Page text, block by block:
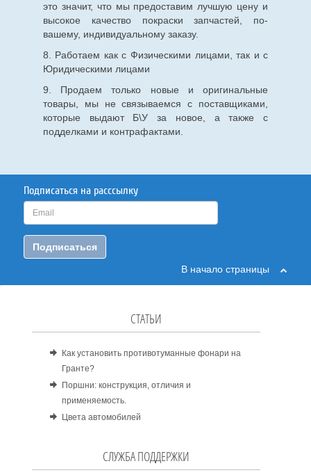
это значит, что мы предоставим лучшую цену и
высокое качество покраски запчастей, по-
вашему, индивидуальному заказу.
8. Работаем как с Физическими лицами, так и с
Юридическими лицами
9. Продаем только новые и оригинальные
товары, мы не связываемся с поставщиками,
которые выдают Б\У за новое, а также с
подделками и контрафактами.
Подписаться на расссылку
Подписаться
В начало страницы
СТАТЬИ
Как установить противотуманные фонари на
Гранте?
Поршни: конструкция, отличия и
применяемость.
Цвета автомобилей
СЛУЖБА ПОДДЕРЖКИ